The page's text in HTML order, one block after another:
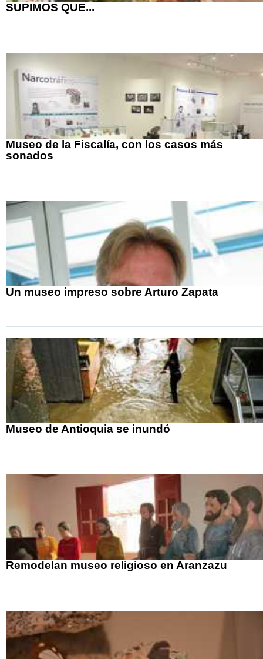
SUPIMOS QUE...
Museo de la Fiscalía, con los casos más
sonados
Un museo impreso sobre Arturo Zapata
Museo de Antioquia se inundó
Remodelan museo religioso en Aranzazu